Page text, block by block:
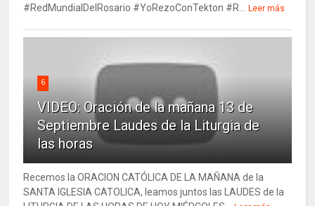
#RedMundialDelRosario #YoRezoConTekton #R... Leer más
6
VIDEO: Oración de la mañana 13 de
Septiembre Laudes de la Liturgia de
las horas
Recemos la ORACION CATÓLICA DE LA MAÑANA de la
SANTA IGLESIA CATOLICA, leamos juntos las LAUDES de la